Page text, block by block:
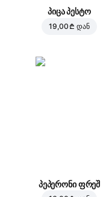
პიცა პესტო
19,00 ₾ დან
პეპერონი ფრეშ